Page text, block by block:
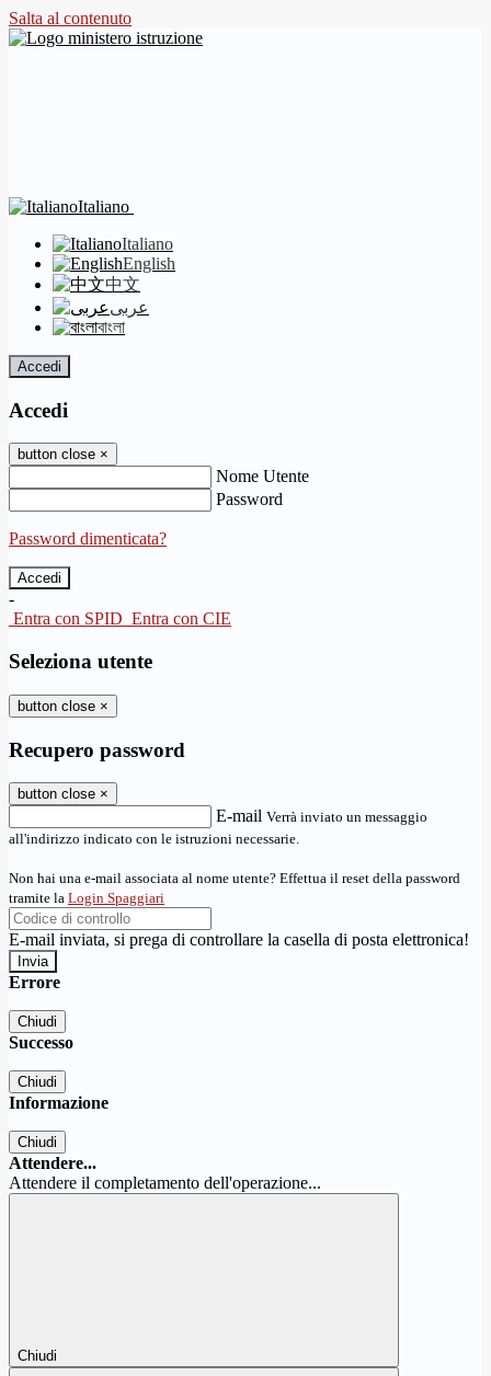
Salta al contenuto
Italiano
Italiano
English
中文
عربى
বাংলা
Accedi
Accedi
button close ×
Nome Utente
Password
Password dimenticata?
-
Entra con SPID Entra con CIE
Seleziona utente
button close ×
Recupero password
button close ×
E-mail Verrà inviato un messaggio
all'indirizzo indicato con le istruzioni necessarie.
Non hai una e-mail associata al nome utente? Effettua il reset della password
tramite la Login Spaggiari
E-mail inviata, si prega di controllare la casella di posta elettronica!
Errore
Chiudi
Successo
Chiudi
Informazione
Chiudi
Attendere...
Attendere il completamento dell'operazione...
Chiudi